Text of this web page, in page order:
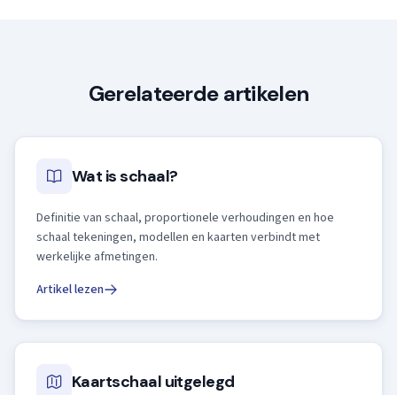
Gerelateerde artikelen
Wat is schaal?
Definitie van schaal, proportionele verhoudingen en hoe
schaal tekeningen, modellen en kaarten verbindt met
werkelijke afmetingen.
Artikel lezen
Kaartschaal uitgelegd